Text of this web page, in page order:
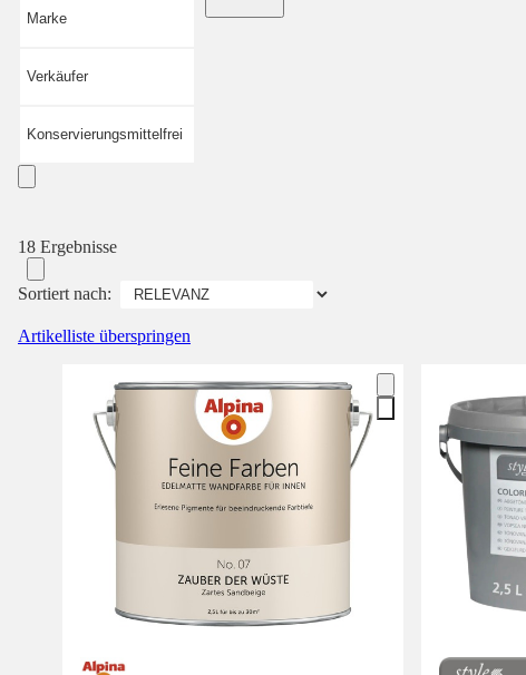
Marke
Verkäufer
Konservierungsmittelfrei
18 Ergebnisse
Sortiert nach:
Artikelliste überspringen